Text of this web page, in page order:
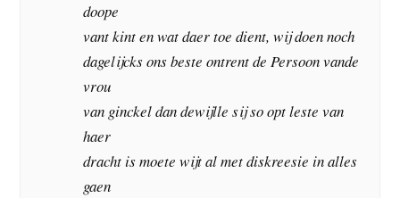
doope
vant kint en wat daer toe dient, wij doen noch
dagelijcks ons beste ontrent de Persoon vande
vrou
van ginckel dan dewijlle sij so opt leste van
haer
dracht is moete wijt al met diskreesie in alles
gaen